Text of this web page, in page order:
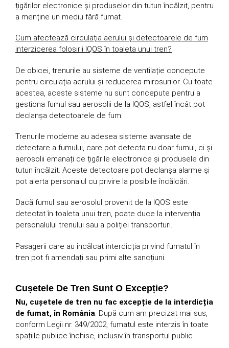
țigărilor electronice și produselor din tutun încălzit, pentru
a menține un mediu fără fumat.
Cum afectează circulația aerului și detectoarele de fum
interzicerea folosirii IQOS în toaleta unui tren?
De obicei, trenurile au sisteme de ventilație concepute
pentru circulația aerului și reducerea mirosurilor. Cu toate
acestea, aceste sisteme nu sunt concepute pentru a
gestiona fumul sau aerosolii de la IQOS, astfel încât pot
declanșa detectoarele de fum.
Trenurile moderne au adesea sisteme avansate de
detectare a fumului, care pot detecta nu doar fumul, ci și
aerosolii emanați de țigările electronice și produsele din
tutun încălzit. Aceste detectoare pot declanșa alarme și
pot alerta personalul cu privire la posibile încălcări.
Dacă fumul sau aerosolul provenit de la IQOS este
detectat în toaleta unui tren, poate duce la intervenția
personalului trenului sau a poliției transporturi.
Pasagerii care au încălcat interdicția privind fumatul în
tren pot fi amendați sau primi alte sancțiuni.
Cușetele De Tren Sunt O Excepție?
Nu, cușetele de tren nu fac excepție de la interdicția
de fumat, în România. După cum am precizat mai sus,
conform Legii nr. 349/2002, fumatul este interzis în toate
spațiile publice închise, inclusiv în transportul public.